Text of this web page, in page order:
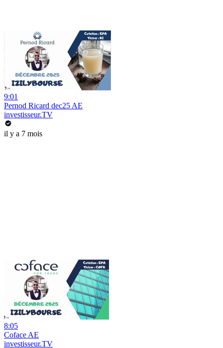
9:01
Pernod Ricard dec25 AE
investisseur.TV
il y a 7 mois
8:05
Coface AE
investisseur.TV